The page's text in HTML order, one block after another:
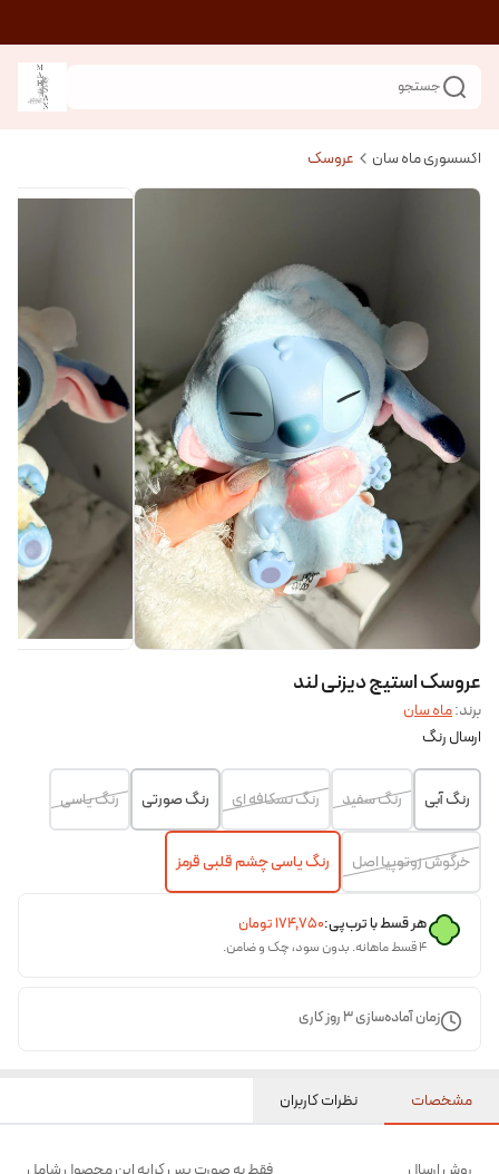
جستجو
اکسسوری ماه سان عروسک
عروسک استیج دیزنی لند
برند:ماه سان
ارسال رنگ
رنگ آبی رنگ سفید رنگ نسکافه ای رنگ صورتی رنگ یاسی
خرگوش زوتوپیا اصل رنگ یاسی چشم قلبی قرمز
هر قسط با ترب‌پی:۱۷۴٬۷۵۰تومان
۴ قسط ماهانه. بدون سود، چک و ضامن.
زمان آماده‌سازی3روز کاری
مشخصات نظرات کاربران